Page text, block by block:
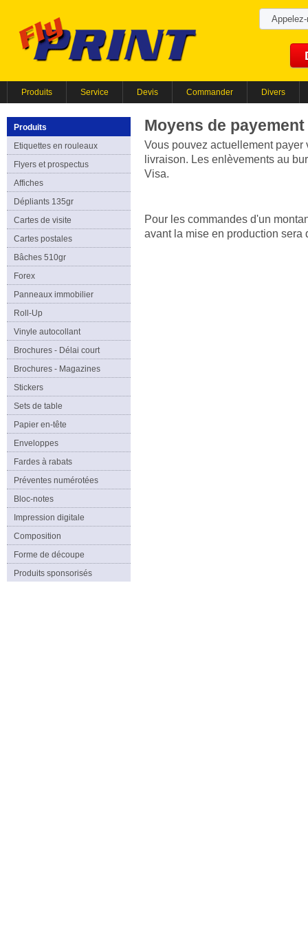
Produits Service Devis Commander Divers
Produits
Etiquettes en rouleaux
Flyers et prospectus
Affiches
Dépliants 135gr
Cartes de visite
Cartes postales
Bâches 510gr
Forex
Panneaux immobilier
Roll-Up
Vinyle autocollant
Brochures - Délai court
Brochures - Magazines
Stickers
Sets de table
Papier en-tête
Enveloppes
Fardes à rabats
Préventes numérotées
Bloc-notes
Impression digitale
Composition
Forme de découpe
Produits sponsorisés
Moyens de payement
Vous pouvez actuellement
livraison. Les enlèvements au
Visa.
Pour les commandes d'un
avant la mise en production sera